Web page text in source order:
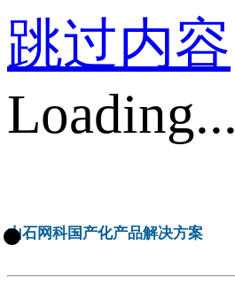
跳过内容
Loading...
山石网科国产化产品解决方案